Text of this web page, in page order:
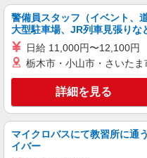
警備員スタッフ（イベント、
大型駐車場、JR列車見張りな
日給 11,000円〜12,100円
栃木市・小山市・さいた
詳細を見る
マイクロバスにて教習所に通
イバー